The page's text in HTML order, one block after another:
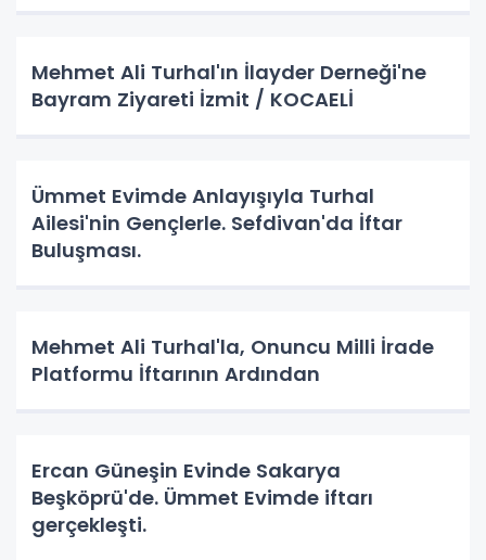
Mehmet Ali Turhal'ın İlayder Derneği'ne
Bayram Ziyareti İzmit / KOCAELİ
Ümmet Evimde Anlayışıyla Turhal
Ailesi'nin Gençlerle. Sefdivan'da İftar
Buluşması.
Mehmet Ali Turhal'la, Onuncu Milli İrade
Platformu İftarının Ardından
Ercan Güneşin Evinde Sakarya
Beşköprü'de. Ümmet Evimde iftarı
gerçekleşti.